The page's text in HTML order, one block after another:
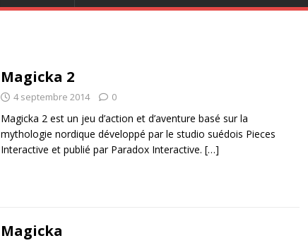
Magicka 2
4 septembre 2014 0
Magicka 2 est un jeu d’action et d’aventure basé sur la
mythologie nordique développé par le studio suédois Pieces
Interactive et publié par Paradox Interactive. […]
Magicka